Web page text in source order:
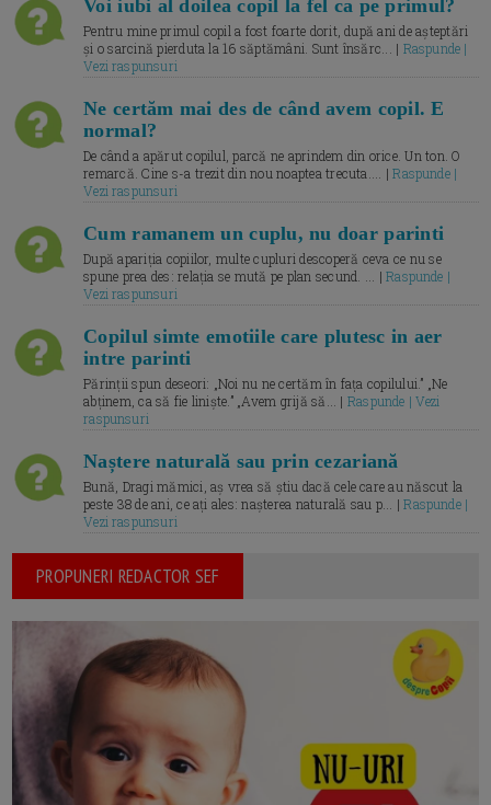
Voi iubi al doilea copil la fel ca pe primul?
Pentru mine primul copil a fost foarte dorit, după ani de așteptări
și o sarcină pierduta la 16 săptămâni. Sunt însărc... | Raspunde |
Vezi raspunsuri
Ne certăm mai des de când avem copil. E
normal?
De când a apărut copilul, parcă ne aprindem din orice. Un ton. O
remarcă. Cine s-a trezit din nou noaptea trecuta.... |Raspunde |
Vezi raspunsuri
Cum ramanem un cuplu, nu doar parinti
După apariția copiilor, multe cupluri descoperă ceva ce nu se
spune prea des: relația se mută pe plan secund. ... |Raspunde |
Vezi raspunsuri
Copilul simte emotiile care plutesc in aer
intre parinti
Părinții spun deseori: „Noi nu ne certăm în fața copilului.” „Ne
abținem, ca să fie liniște.” „Avem grijă să... | Raspunde | Vezi
raspunsuri
Naștere naturală sau prin cezariană
Bună, Dragi mămici, aș vrea să știu dacă cele care au născut la
peste 38 de ani, ce ați ales: nașterea naturală sau p... |Raspunde |
Vezi raspunsuri
PROPUNERI REDACTOR SEF